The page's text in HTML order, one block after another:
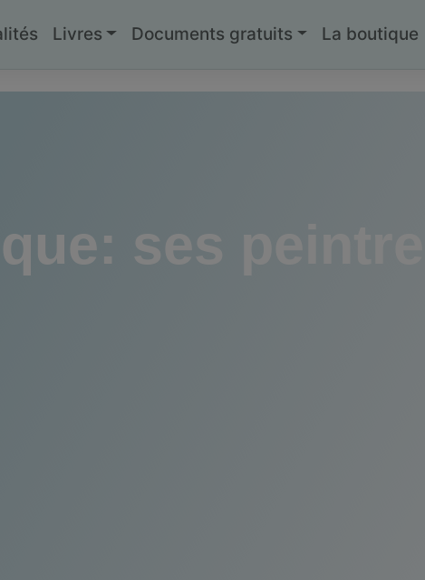
Livres Documents gratuits La boutique
ses peintres